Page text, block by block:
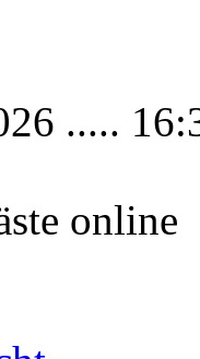
.....
online